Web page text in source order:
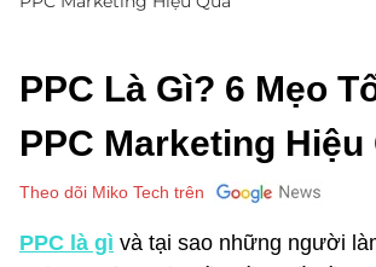
PPC Là Gì? 6 Mẹo
PPC Marketing Hiệu
Theo dõi Miko Tech trên
PPC là gì và tại sao những người